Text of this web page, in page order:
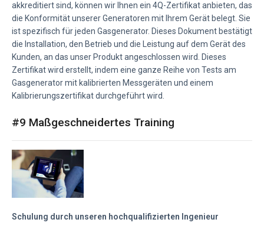
akkreditiert sind, können wir Ihnen ein 4Q-Zertifikat anbieten, das
die Konformität unserer Generatoren mit Ihrem Gerät belegt. Sie
ist spezifisch für jeden Gasgenerator. Dieses Dokument bestätigt
die Installation, den Betrieb und die Leistung auf dem Gerät des
Kunden, an das unser Produkt angeschlossen wird. Dieses
Zertifikat wird erstellt, indem eine ganze Reihe von Tests am
Gasgenerator mit kalibrierten Messgeräten und einem
Kalibrierungszertifikat durchgeführt wird.
#9 Maßgeschneidertes Training
Schulung durch unseren hochqualifizierten Ingenieur